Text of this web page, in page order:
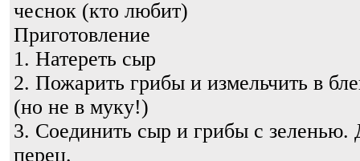
чеснок (кто любит)
Приготовление
1. Натереть сыр
2. Пожарить грибы и измельчить в
(но не в муку!)
3. Соединить сыр и грибы с зеленью.
перец.